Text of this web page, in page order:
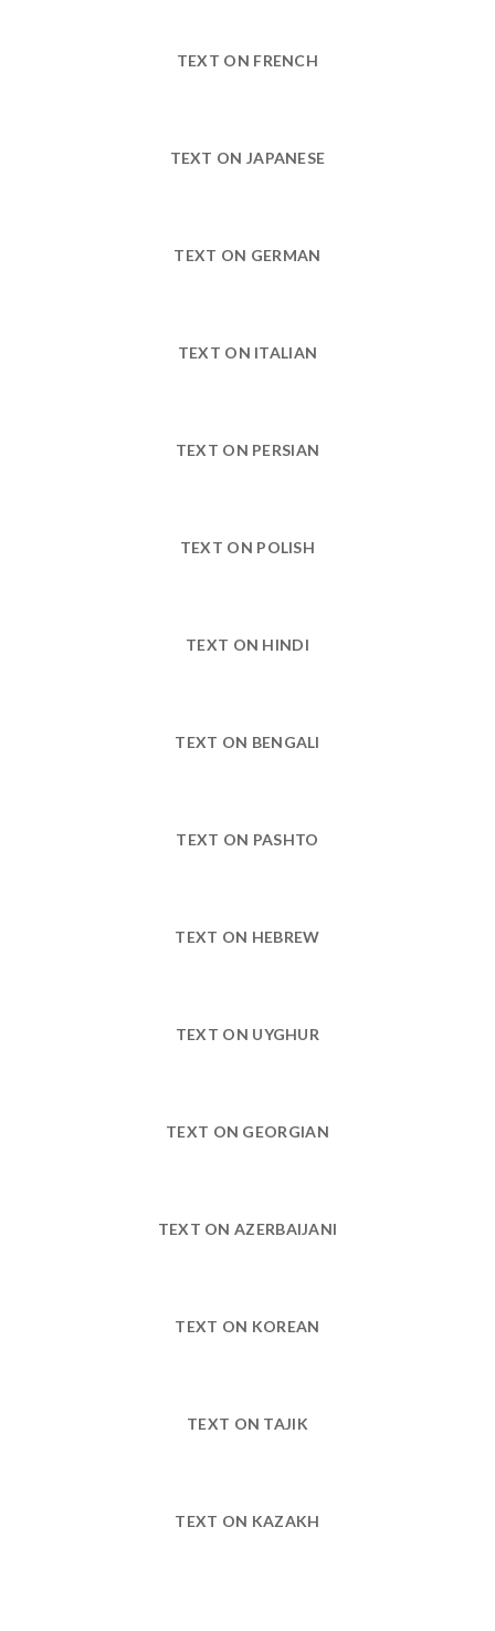
TEXT ON FRENCH
TEXT ON JAPANESE
TEXT ON GERMAN
TEXT ON ITALIAN
TEXT ON PERSIAN
TEXT ON POLISH
TEXT ON HINDI
TEXT ON BENGALI
TEXT ON PASHTO
TEXT ON HEBREW
TEXT ON UYGHUR
TEXT ON GEORGIAN
TEXT ON AZERBAIJANI
TEXT ON KOREAN
TEXT ON TAJIK
TEXT ON KAZAKH